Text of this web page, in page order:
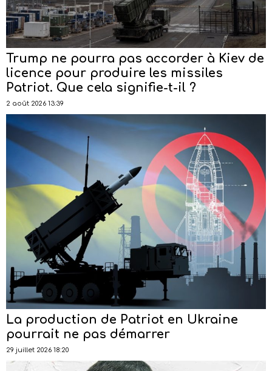
Trump ne pourra pas accorder à Kiev de
licence pour produire les missiles
Patriot. Que cela signifie-t-il ?
2 août 2026 13:39
La production de Patriot en Ukraine
pourrait ne pas démarrer
29 juillet 2026 18:20